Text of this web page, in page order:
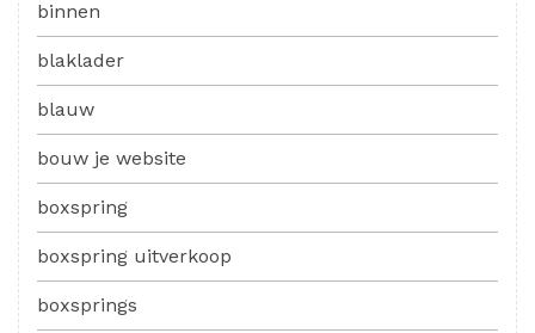
binnen
blaklader
blauw
bouw je website
boxspring
boxspring uitverkoop
boxsprings